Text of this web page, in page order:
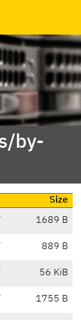
by-
Size
1689 B
889 B
56 KiB
1755 B